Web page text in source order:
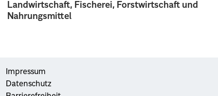
Landwirtschaft, Fischerei, Forstwirtschaft und
Nahrungsmittel
Impressum
Datenschutz